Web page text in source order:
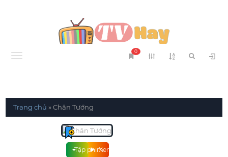
Menu
0
Trang chủ »Chân Tướng
Xem phim
Tập phim